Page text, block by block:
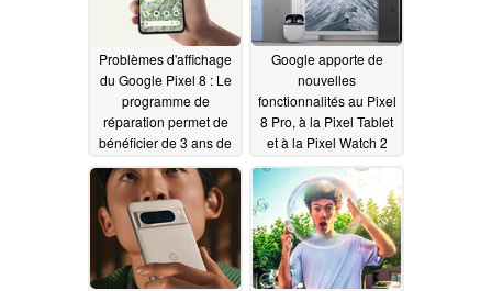
Problèmes d'affichage
du Google Pixel 8 : Le
programme de
réparation permet de
bénéficier de 3 ans de
06/15/2024
Google apporte de
nouvelles
fonctionnalités au Pixel
8 Pro, à la Pixel Tablet
et à la Pixel Watch 2
Drop06/12/2024